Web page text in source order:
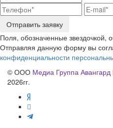
Отправить заявку
Поля, обозначенные звездочкой,
Отправляя данную форму вы
конфиденциальности
© ООО Медиа Группа Авангард
2026гг.